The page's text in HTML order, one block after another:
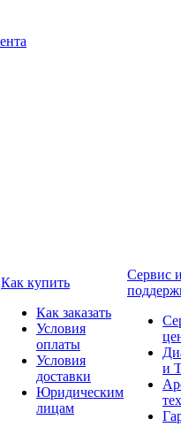
Как купить
Как заказать
Условия
оплаты
Условия
доставки
Юридическим
лицам
Сервис
и